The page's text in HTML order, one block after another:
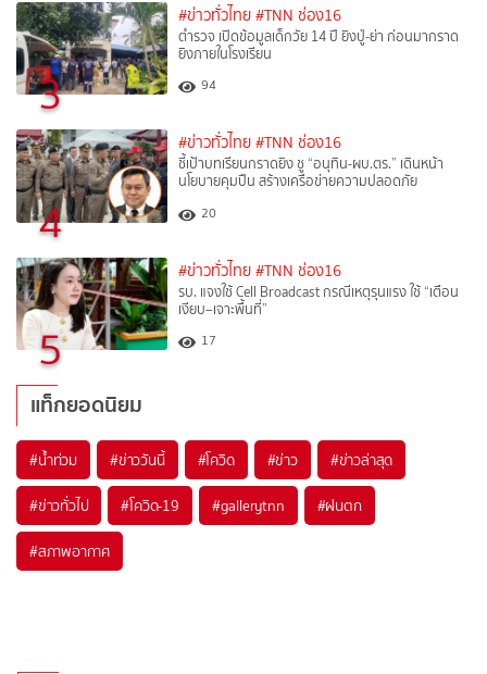
3
#ข่าวทั่วไทย #TNN ช่อง16
ตำรวจ เปิดข้อมูลเด็กวัย 14 ปี ยิงปู่-ย่า ก่อนมากราด
ยิงภายในโรงเรียน
94
4
#ข่าวทั่วไทย #TNN ช่อง16
ชี้เป้าบทเรียนกราดยิง ชู “อนุทิน-ผบ.ตร.” เดินหน้า
นโยบายคุมปืน สร้างเครือข่ายความปลอดภัย
20
5
#ข่าวทั่วไทย #TNN ช่อง16
รบ. แจงใช้ Cell Broadcast กรณีเหตุรุนแรง ใช้ “เตือน
เงียบ–เจาะพื้นที่”
17
แท็กยอดนิยม
#น้ำท่วม #ข่าววันนี้ #โควิด #ข่าว #ข่าวล่าสุด
#ข่าวทั่วไป #โควิด-19 #gallerytnn #ฝนตก
#สภาพอากาศ